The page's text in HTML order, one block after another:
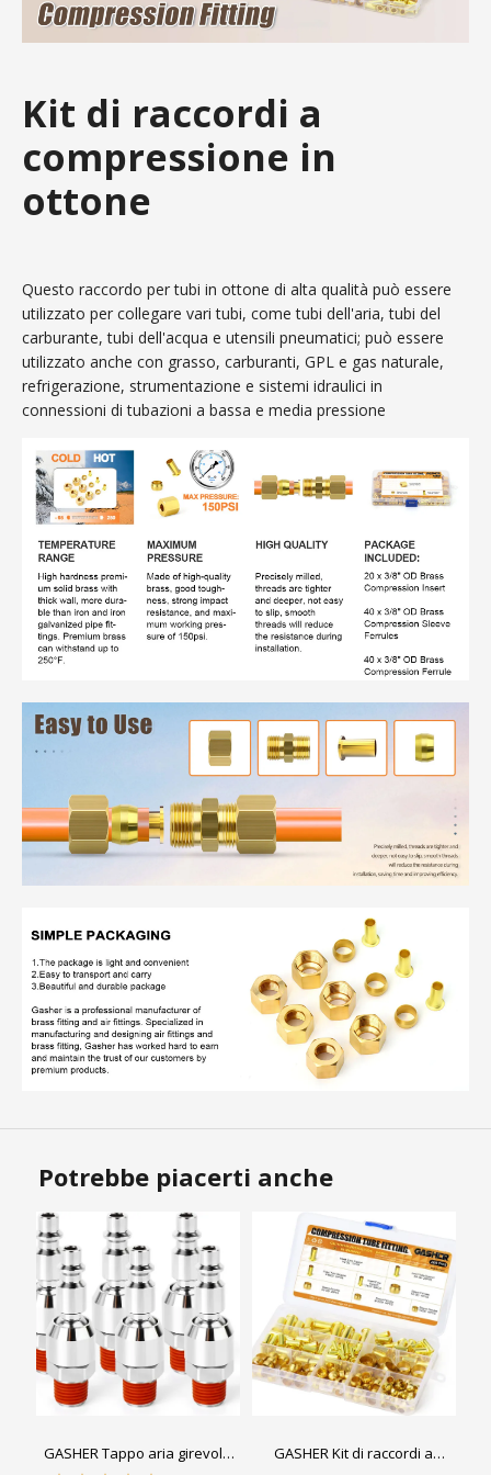
Kit di raccordi a
compressione in
ottone
Questo raccordo per tubi in ottone di alta qualità può essere
utilizzato per collegare vari tubi, come tubi dell'aria, tubi del
carburante, tubi dell'acqua e utensili pneumatici; può essere
utilizzato anche con grasso, carburanti, GPL e gas naturale,
refrigerazione, strumentazione e sistemi idraulici in
connessioni di tubazioni a bassa e media pressione
Potrebbe piacerti anche
GASHER Tappo aria girevole
GASHER Kit di raccordi a